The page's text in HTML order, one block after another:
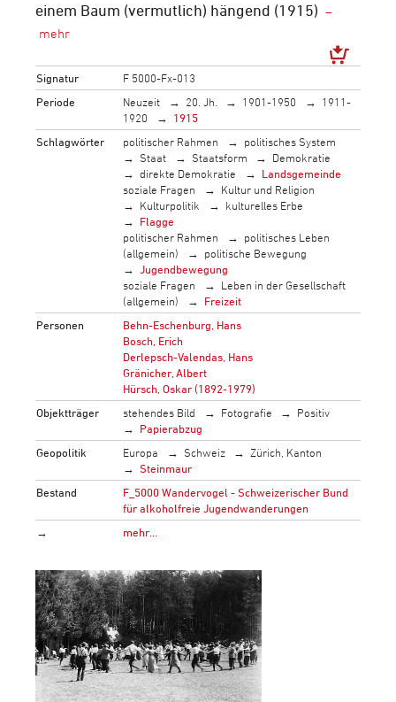
einem Baum (vermutlich) hängend (1915)
Signatur
F 5000-Fx-013
Periode
Neuzeit 20. Jh. 1901-1950
1911-
1920
1915
Schlagwörter
politischer Rahmen
politisches System
Staat
Staatsform
Demokratie
direkte Demokratie
Landsgemeinde
soziale Fragen
Kultur und Religion
Kulturpolitik
kulturelles Erbe
Flagge
politischer Rahmen
politisches Leben
(allgemein)
politische Bewegung
Jugendbewegung
soziale Fragen
Leben in der Gesellschaft
(allgemein)
Freizeit
Personen
Behn-Eschenburg, Hans
Bosch, Erich
Derlepsch-Valendas, Hans
Gränicher, Albert
Hürsch, Oskar (1892-1979)
Objektträger
stehendes Bild Fotografie
Positiv
Papierabzug
Geopolitik
Europa Schweiz
Zürich, Kanton
Steinmaur
Bestand
F_5000 Wandervogel - Schweizerischer Bund
für alkoholfreie Jugendwanderungen
→
mehr…